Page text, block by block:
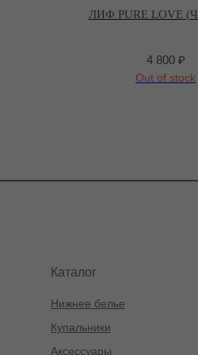
ЛИФ PURE LOVE
4 800 ₽
Out of stock
Каталог
Нижнее белье
Купальники
Аксессуары